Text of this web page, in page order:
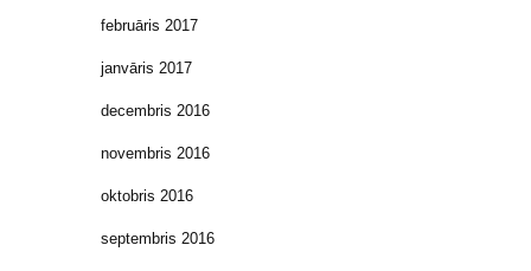
februāris 2017
janvāris 2017
decembris 2016
novembris 2016
oktobris 2016
septembris 2016